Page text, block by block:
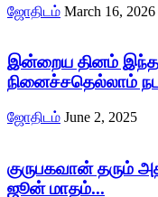
ஜோதிடம் March 16, 2026
இன்றைய தினம் இந்த
நினைச்சதெல்லாம்
ஜோதிடம் June 2, 2025
குருபகவான் தரும்
ஜூன் மாதம்...